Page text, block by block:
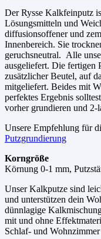
Der Rysse Kalkfeinputz
Lösungsmitteln und
diffusionsoffener und
Innenbereich. Sie
geruchsneutral. Alle
ausgeliefert. Die fertigen
zusätzlicher Beutel, auf
mitgeliefert. Beides mit
perfektes Ergebnis
vorher grundieren und 2-
Unsere Empfehlung für
Putzgrundierung
Korngröße
Körnung 0-1 mm,
Unser Kalkputze sind
und unterstützen dein
dünnlagige
mit und ohne
Schlaf- und Wohnzimmer